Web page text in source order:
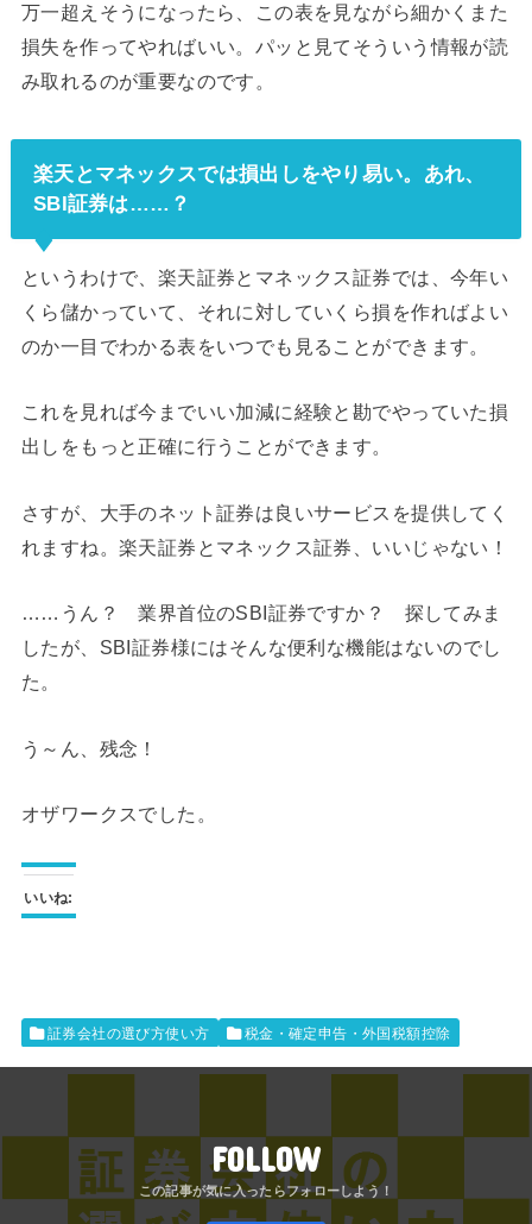
万一超えそうになったら、この表を見ながら細かくまた
損失を作ってやればいい。パッと見てそういう情報が読
み取れるのが重要なのです。
楽天とマネックスでは損出しをやり易い。あれ、
SBI証券は……？
というわけで、楽天証券とマネックス証券では、今年い
くら儲かっていて、それに対していくら損を作ればよい
のか一目でわかる表をいつでも見ることができます。
これを見れば今までいい加減に経験と勘でやっていた損
出しをもっと正確に行うことができます。
さすが、大手のネット証券は良いサービスを提供してく
れますね。楽天証券とマネックス証券、いいじゃない！
……うん？ 業界首位のSBI証券ですか？ 探してみま
したが、SBI証券様にはそんな便利な機能はないのでし
た。
う～ん、残念！
オザワークスでした。
いいね:
証券会社の選び方使い方 税金・確定申告・外国税額控除
FOLLOW